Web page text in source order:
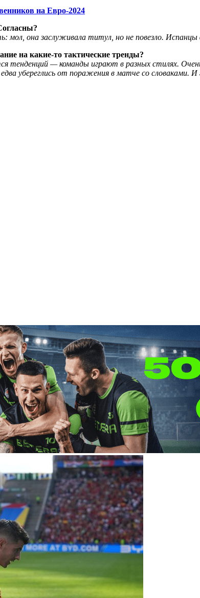
на Евро-2024
мол, она заслуживала титул, но не повезло. Испанцы
на какие-то тактические тренды?
тенденций — команды играют в разных стилях.
убереглись от поражения в матче со